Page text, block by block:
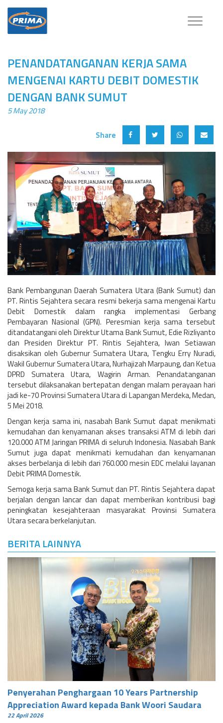
Toggle
PENANDATANGANAN KERJA SAMA
MENGENAI KARTU DEBIT DOMESTIK
DENGAN BANK SUMUT
5 May 2018
Share
Bank Pembangunan Daerah Sumatera Utara (Bank Sumut) dan
PT. Rintis Sejahtera secara resmi bekerja sama mengenai Kartu
Debit Domestik dalam rangka implementasi Gerbang
Pembayaran Nasional (GPN). Peresmian kerja sama tersebut
ditandatangani oleh Direktur Utama Bank Sumut, Edie Rizliyanto
dan Presiden Direktur PT. Rintis Sejahtera, Iwan Setiawan
disaksikan oleh Gubernur Sumatera Utara, Tengku Erry Nuradi,
Wakil Gubernur Sumatera Utara, Nurhajizah Marpaung, dan Ketua
DPRD Sumatera Utara, Wagirin Arman. Penandatanganan
tersebut dilaksanakan bertepatan dengan malam perayaan hari
jadi ke-70 Provinsi Sumatera Utara di Lapangan Merdeka, Medan,
5 Mei 2018.
Dengan kerja sama ini, nasabah Bank Sumut dapat menikmati
kemudahan dan kenyamanan akses transaksi ATM di lebih dari
120.000 ATM Jaringan PRIMA di seluruh Indonesia. Nasabah Bank
Sumut juga dapat menikmati kemudahan dan kenyamanan
akses berbelanja di lebih dari 760.000 mesin EDC melalui layanan
Debit PRIMA Domestik.
Semoga kerja sama Bank Sumut dan PT. Rintis Sejahtera dapat
berjalan dengan lancar dan dapat memberikan kontribusi bagi
peningkatan kesejahteraan masyarakat Provinsi Sumatera
Utara secara berkelanjutan.
BERITA LAINNYA
Penyerahan Penghargaan 10 Years Partnership
Appreciation Award kepada Bank Woori Saudara
22 April 2026